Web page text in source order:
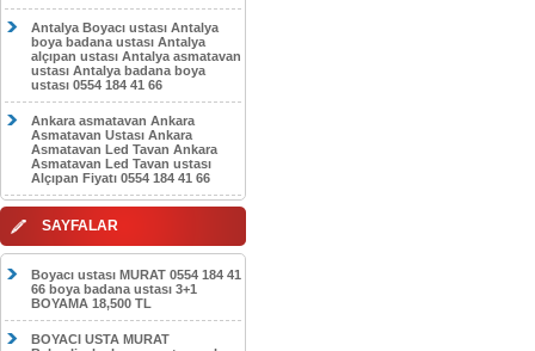
Antalya Boyacı ustası Antalya
boya badana ustası Antalya
alçıpan ustası Antalya asmatavan
ustası Antalya badana boya
ustası 0554 184 41 66
Ankara asmatavan Ankara
Asmatavan Ustası Ankara
Asmatavan Led Tavan Ankara
Asmatavan Led Tavan ustası
Alçıpan Fiyatı 0554 184 41 66
SAYFALAR
Boyacı ustası MURAT 0554 184 41
66 boya badana ustası 3+1
BOYAMA 18,500 TL
BOYACI USTA MURAT